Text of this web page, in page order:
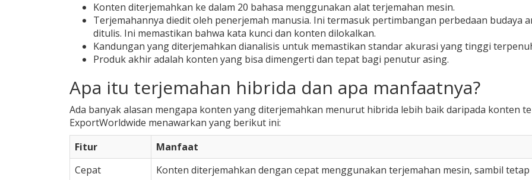
Konten diterjemahkan ke dalam 20 bahasa menggunakan alat terjemahan mesin.
Terjemahannya diedit oleh penerjemah manusia. Ini termasuk pertimbangan perbedaan budaya
ditulis. Ini memastikan bahwa kata kunci dan konten dilokalkan.
Kandungan yang diterjemahkan dianalisis untuk memastikan standar akurasi yang tinggi
Produk akhir adalah konten yang bisa dimengerti dan tepat bagi penutur asing.
Apa itu terjemahan hibrida dan apa manfaatnya?
Ada banyak alasan mengapa konten yang diterjemahkan menurut hibrida lebih baik daripada konten
ExportWorldwide menawarkan yang berikut ini:
Fitur
Manfaat
Cepat
Konten diterjemahkan dengan cepat menggunakan terjemahan mesin, sambil